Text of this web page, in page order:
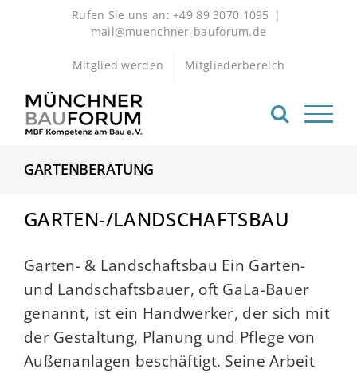
Rufen Sie uns an: +49 89 3070 1095 |
mail@muenchner-bauforum.de
Mitglied werden Mitgliederbereich
GARTENBERATUNG
GARTEN-/LANDSCHAFTSBAU
Garten- & Landschaftsbau Ein Garten-
und Landschaftsbauer, oft GaLa-Bauer
genannt, ist ein Handwerker, der sich mit
der Gestaltung, Planung und Pflege von
Außenanlagen beschäftigt. Seine Arbeit